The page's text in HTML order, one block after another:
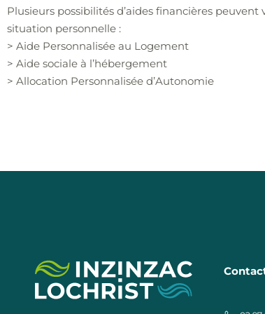
Plusieurs possibilités d’aides financières
situation personnelle :
> Aide Personnalisée au Logement
> Aide sociale à l’hébergement
> Allocation Personnalisée d’Autonomie